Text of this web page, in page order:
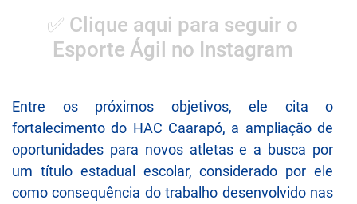
✅ Clique aqui para seguir o
Esporte Ágil no Instagram
Entre os próximos objetivos, ele cita o
fortalecimento do HAC Caarapó, a ampliação de
oportunidades para novos atletas e a busca por
um título estadual escolar, considerado por ele
como consequência do trabalho desenvolvido nas